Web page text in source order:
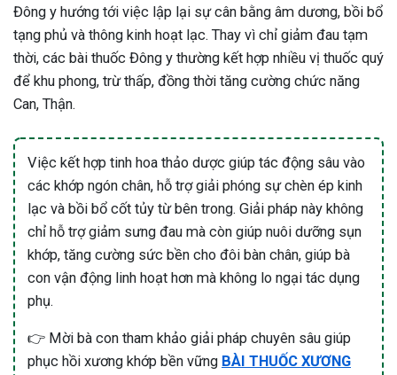
Đông y hướng tới việc lập lại sự cân bằng âm dương, bồi bổ
tạng phủ và thông kinh hoạt lạc. Thay vì chỉ giảm đau tạm
thời, các bài thuốc Đông y thường kết hợp nhiều vị thuốc quý
để khu phong, trừ thấp, đồng thời tăng cường chức năng
Can, Thận.
Việc kết hợp tinh hoa thảo dược giúp tác động sâu vào
các khớp ngón chân, hỗ trợ giải phóng sự chèn ép kinh
lạc và bồi bổ cốt tủy từ bên trong. Giải pháp này không
chỉ hỗ trợ giảm sưng đau mà còn giúp nuôi dưỡng sụn
khớp, tăng cường sức bền cho đôi bàn chân, giúp bà
con vận động linh hoạt hơn mà không lo ngại tác dụng
phụ.
👉 Mời bà con tham khảo giải pháp chuyên sâu giúp
phục hồi xương khớp bền vững BÀI THUỐC XƯƠNG